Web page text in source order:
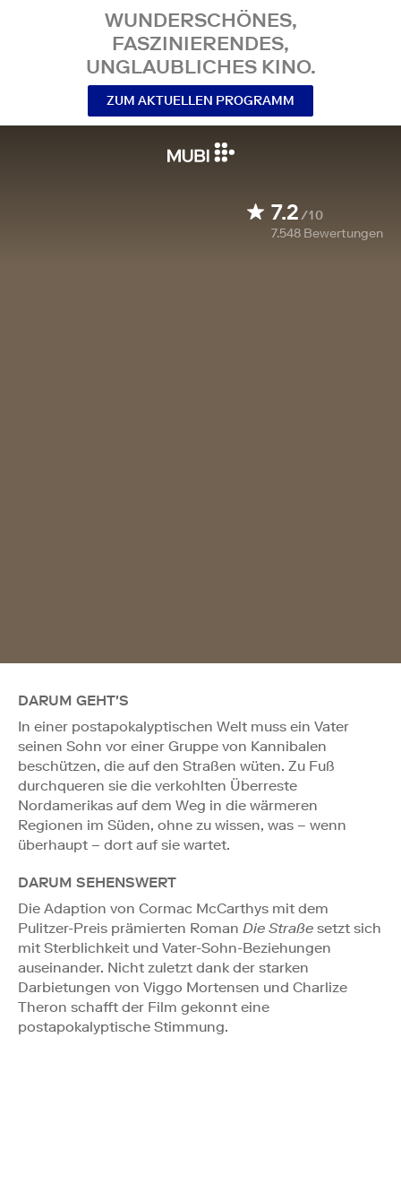
WUNDERSCHÖNES,
FASZINIERENDES,
UNGLAUBLICHES KINO.
ZUM AKTUELLEN PROGRAMM
7.2/10
7.548 Bewertungen
DARUM GEHT'S
In einer postapokalyptischen Welt muss ein Vater
seinen Sohn vor einer Gruppe von Kannibalen
beschützen, die auf den Straßen wüten. Zu Fuß
durchqueren sie die verkohlten Überreste
Nordamerikas auf dem Weg in die wärmeren
Regionen im Süden, ohne zu wissen, was – wenn
überhaupt – dort auf sie wartet.
DARUM SEHENSWERT
Die Adaption von Cormac McCarthys mit dem
Pulitzer-Preis prämierten Roman Die Straße setzt sich
mit Sterblichkeit und Vater-Sohn-Beziehungen
auseinander. Nicht zuletzt dank der starken
Darbietungen von Viggo Mortensen und Charlize
Theron schafft der Film gekonnt eine
postapokalyptische Stimmung.